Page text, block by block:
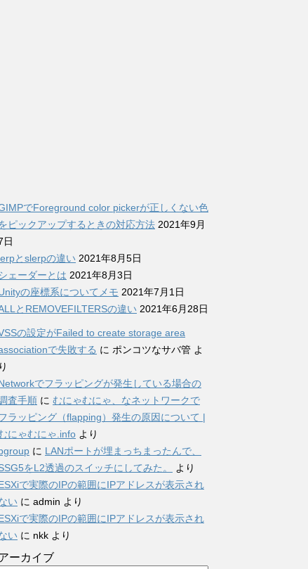
でForeground color pickerが正しくない色
ピックアップするときの対応方法 2021年9月
日
とslerpの違い 2021年8月5日
ェーダーとは 2021年8月3日
の座標系についてメモ 2021年7月1日
とREMOVEFILTERSの違い 2021年6月28日
の設定がFailed to create storage area
で失敗する に ポンコツなサバ管 よ
り
でフラッピングが発生している場合の
査手順 に むにゃむにゃ、なネットワークで
ラッピング（flapping）発生の原因について |
にゃむにゃ.info より
に LANポートが埋まっちまったんで、
をL2透過のスイッチにしてみた。
より
で実際のIPの範囲にIPアドレスが表示され
い に admin より
で実際のIPの範囲にIPアドレスが表示され
い に nkk より
ーカイブ